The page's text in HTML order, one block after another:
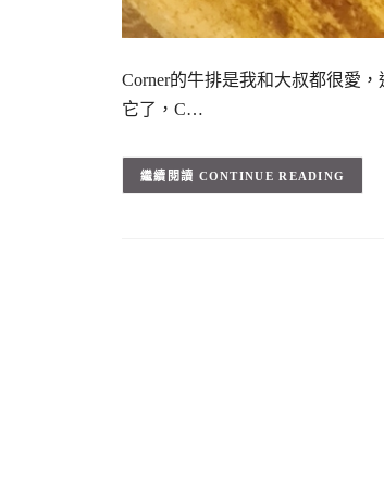
Corner的牛排是我和大叔都很愛
它了，C…
CONTINUE READING